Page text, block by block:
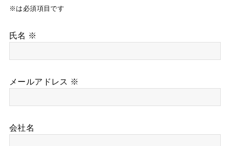
※は必須項目です
氏名 ※
メールアドレス ※
会社名